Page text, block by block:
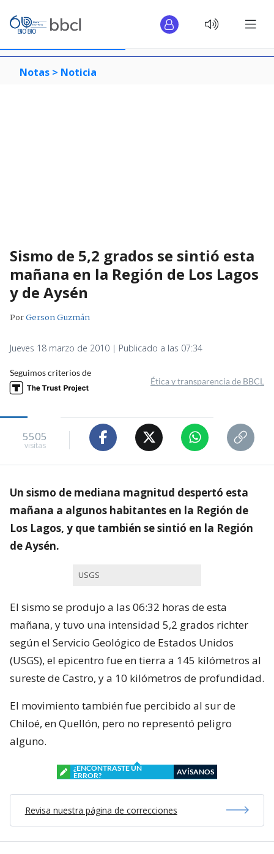
Notas > Noticia
Sismo de 5,2 grados se sintió esta
mañana en la Región de Los Lagos
y de Aysén
PorGerson Guzmán
Jueves 18 marzo de 2010 | Publicado a las 07:34
Seguimos criterios de
Ética y transparencia de BBCL
5505
visitas
Un sismo de mediana magnitud despertó esta
mañana a algunos habitantes en la Región de
Los Lagos, y que también se sintió en la Región
de Aysén.
USGS
El sismo se produjo a las 06:32 horas de esta
mañana, y tuvo una intensidad 5,2 grados richter
según el Servicio Geológico de Estados Unidos
(USGS), el epicentro fue en tierra a 145 kilómetros al
sureste de Castro, y a 10 kilómetros de profundidad.
El movimiento también fue percibido al sur de
Chiloé, en Quellón, pero no representó peligro
alguno.
¿ENCONTRASTE UN
ERROR?
AVÍSANOS
Revisa nuestra página de correcciones